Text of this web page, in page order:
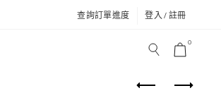
查詢訂單進度 登入 / 註冊
0